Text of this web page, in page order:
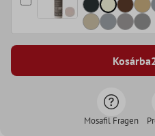
Kosárba
Mosafil Fragen